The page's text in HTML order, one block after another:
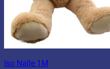
Iso Nalle 1M